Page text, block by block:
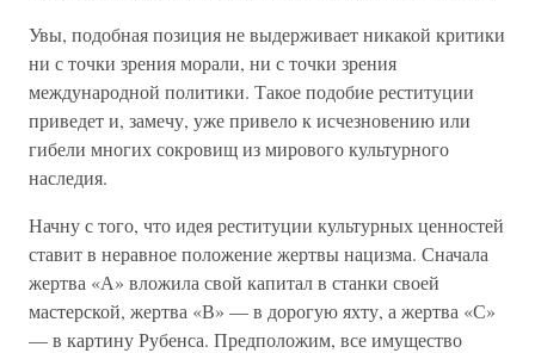
Увы, подобная позиция не выдерживает никакой критики
ни с точки зрения морали, ни с точки зрения
международной политики. Такое подобие реституции
приведет и, замечу, уже привело к исчезновению или
гибели многих сокровищ из мирового культурного
наследия.
Начну с того, что идея реституции культурных ценностей
ставит в неравное положение жертвы нацизма. Сначала
жертва «А» вложила свой капитал в станки своей
мастерской, жертва «В» — в дорогую яхту, а жертва «С»
— в картину Рубенса. Предположим, все имущество